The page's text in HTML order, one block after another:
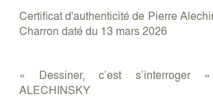
Certificat d'authenticité de Pierre
Charron daté du 13 mars 2026
« Dessiner, c’est s’interroger
ALECHINSKY